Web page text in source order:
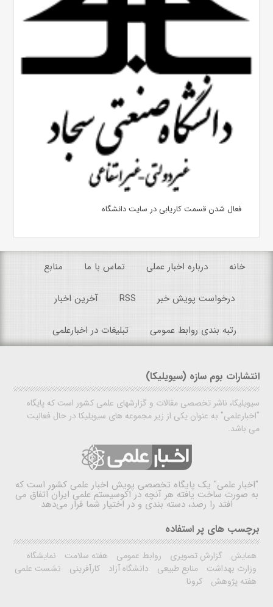
فعال شدن قسمت کاریابی در سایت دانشگاه
خانه درباره اخبار عملی تماس با ما منابع
درخواست پویش خبر RSS آخرین اخبار
رتبه بندی روابط عمومی تبلیغات در اخبارعلمی
انتشارات بوم سازه (سیویلیکا)
سیویلیکا، ناشر تخصصی مقالات و گزارشهای علمی کشور است که پایگاه
"اخبارعلمی" به عنوان یکی از زیر مجموعه های سیویلیکا در حال فعالیت
می باشد.
"اخبار علمی" یک پایگاه تخصصی پویش اخبار علمی کشور است که
به صورت ساخت یافته هر آنچه در اکوسیستم علمی ایران اتفاق می
افتد را رصد، دسته بندی و در اختیار شما قرار می‌دهد
برچسب های پر استفاده
همایش گزارش تصویری روابط عمومی هفته سلامت
نمایشگاه
وزارت بهداشت
منابع طبیعی دانشگاه آزاد کارآفرینی
نشست علمی
هفته پژوهش
کرونا